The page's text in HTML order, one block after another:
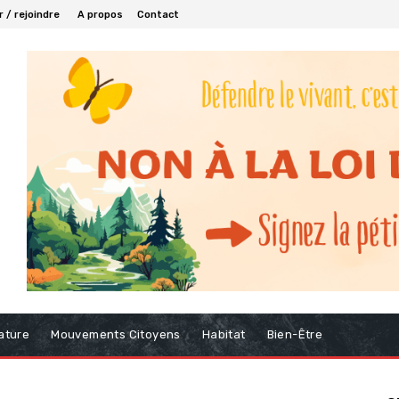
/ rejoindre A propos Contact
Mouvements Citoyens Habitat Bien-Être